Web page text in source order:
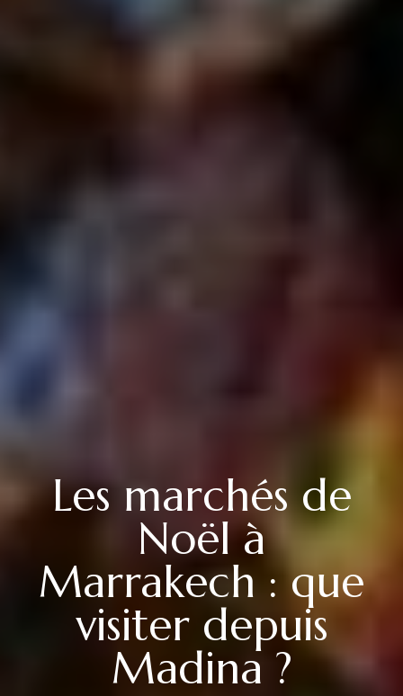
Les marchés de
Noël à
Marrakech : que
visiter depuis
Madina ?